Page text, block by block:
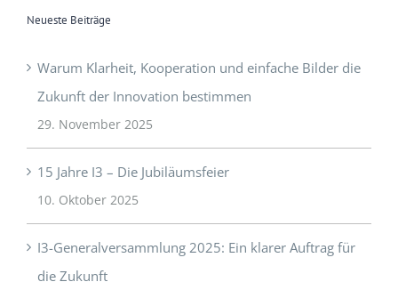
Warum Klarheit, Kooperation und einfache Bilder die
Zukunft der Innovation bestimmen
15 Jahre I3 – Die Jubiläumsfeier
I3-Generalversammlung 2025: Ein klarer Auftrag für